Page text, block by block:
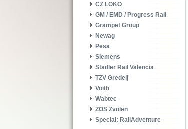
CZ LOKO
GM / EMD / Progress Rail
Grampet Group
Newag
Pesa
Siemens
Stadler Rail Valencia
TZV Gredelj
Voith
Wabtec
ZOS Zvolen
Special: RailAdventure